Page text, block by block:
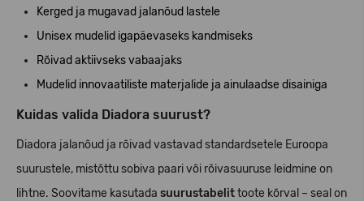
Kerged ja mugavad jalanõud lastele
Unisex mudelid igapäevaseks kandmiseks
Rõivad aktiivseks vabaajaks
Mudelid innovaatiliste materjalide ja ainulaadse disainiga
Kuidas valida Diadora suurust?
Diadora jalanõud ja rõivad vastavad standardsetele Euroopa
suurustele, mistõttu sobiva paari või rõivasuuruse leidmine on
lihtne. Soovitame kasutada suurustabelittoote kõrval – seal on